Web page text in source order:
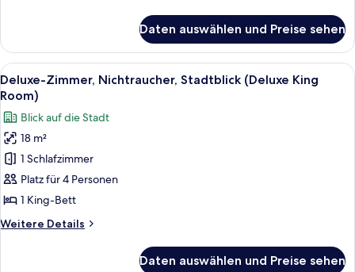
Room)
anzeigen
Zimmer,
Nichtraucher
(Deluxe
King
Daten auswählen und Preise sehen
Alle
Fotos
für
Deluxe-
Zimmer,
Nichtraucher,
Stadtblick
(Deluxe
King
Room)
Ein Hotelzimmer mit einem großen
12
Deluxe-Zimmer, Nichtraucher, Stadtblick (Deluxe King
Room)
Blick auf die Stadt
18 m²
1 Schlafzimmer
Platz für 4 Personen
1 King-Bett
Weitere Details
Weitere
Daten auswählen und Preise sehen